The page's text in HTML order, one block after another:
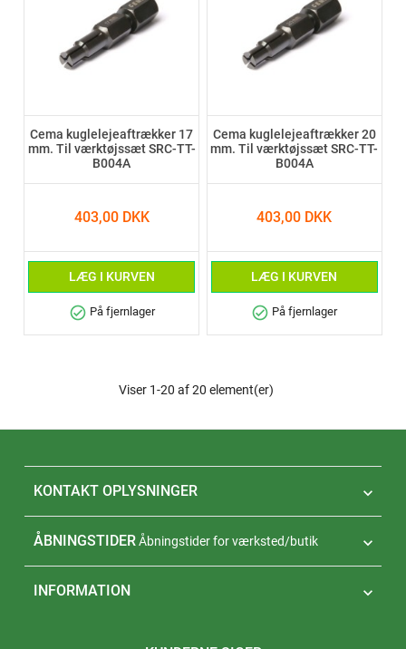
Cema kuglelejeaftrækker 17
mm. Til værktøjssæt SRC-TT-
B004A
403,00 DKK
LÆG I KURVEN
check_circle På fjernlager
Cema kuglelejeaftrækker 20
mm. Til værktøjssæt SRC-TT-
B004A
403,00 DKK
LÆG I KURVEN
check_circle På fjernlager
Viser 1-20 af 20 element(er)
KONTAKT OPLYSNINGER 
ÅBNINGSTIDER 
Åbningstider for værksted/butik
INFORMATION 